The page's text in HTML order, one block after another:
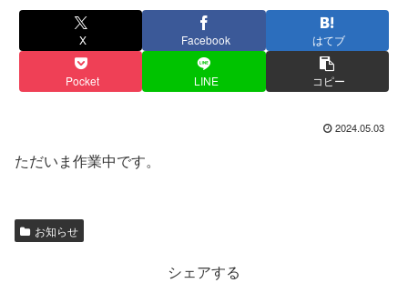
X Facebook はてブ
Pocket LINE コピー
2024.05.03
ただいま作業中です。
お知らせ
シェアする